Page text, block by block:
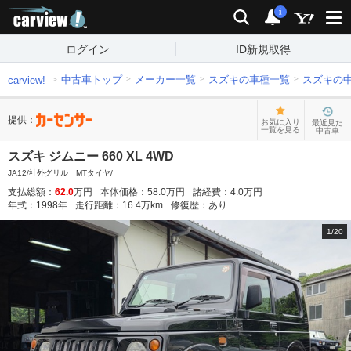
検索 通知
i
ログイン ID新規取得
carview! 中古車トップ メーカー一覧 スズキの車種一覧 スズキの
提供：
お気に入り
一覧を見る
最近見た
中古車
スズキ ジムニー 660 XL 4WD
JA12/社外グリル MTタイヤ/
支払総額： 62.0万円 本体価格： 58.0万円 諸経費： 4.0万円
年式： 1998年 走行距離： 16.4万km 修復歴： あり
1/20